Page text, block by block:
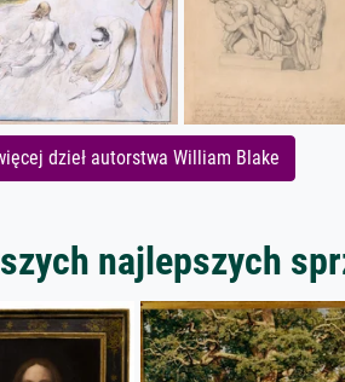
dzieł autorstwa William Blake
najlepszych